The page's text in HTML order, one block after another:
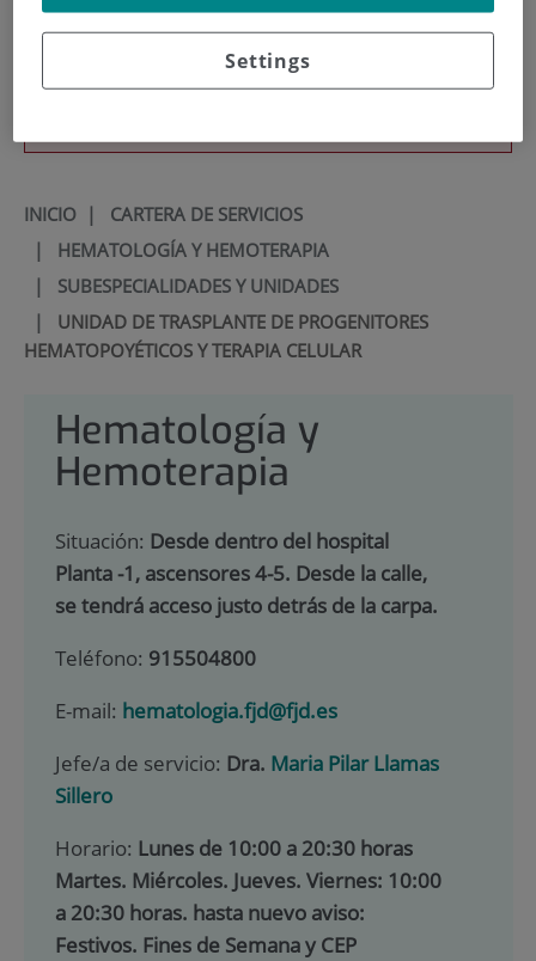
Teléfono de atención al usuario
INICIO| CARTERA DE SERVICIOS
| HEMATOLOGÍA Y HEMOTERAPIA
| SUBESPECIALIDADES Y UNIDADES
| UNIDAD DE TRASPLANTE DE PROGENITORES
HEMATOPOYÉTICOS Y TERAPIA CELULAR
Hematología y
Hemoterapia
Situación: Desde dentro del hospital
Planta -1, ascensores 4-5. Desde la calle,
se tendrá acceso justo detrás de la carpa.
Teléfono: 915504800
E-mail: hematologia.fjd@fjd.es
Jefe/a de servicio: Dra. Maria Pilar Llamas
Sillero
Horario: Lunes de 10:00 a 20:30 horas
Martes. Miércoles. Jueves. Viernes: 10:00
a 20:30 horas. hasta nuevo aviso:
Festivos. Fines de Semana y CEP
Settings